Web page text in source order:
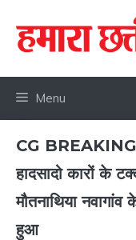
content
Menu
CG
हादसादो कारों के
मौतनाथिया
हुआ